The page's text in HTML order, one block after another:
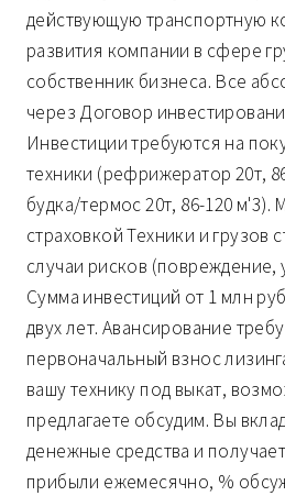
действующую транспортную
развития компании в сфере
собственник бизнеса. Все
через Договор
Инвестиции требуются на
техники (рефрижератор 20т,
будка/термос 20т, 86-120 м'3).
страховкой Техники и грузов
случаи рисков (повреждение,
Сумма инвестиций от 1 млн
двух лет. Авансирование
первоначальный взнос
вашу технику под выкат,
предлагаете обсудим. Вы
денежные средства и
прибыли ежемесячно, %